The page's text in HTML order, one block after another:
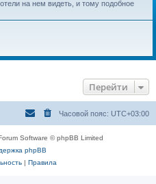
на нем видеть, и тому подобное
Перейти
Часовой пояс: UTC+03:00
Software © phpBB Limited
phpBB
| Правила